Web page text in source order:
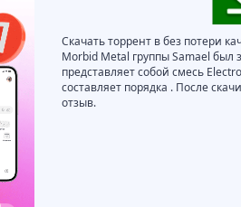
Скачать торрент в без потери
Morbid Metal группы Samael был
представляет собой смесь
составляет порядка . После
отзыв.